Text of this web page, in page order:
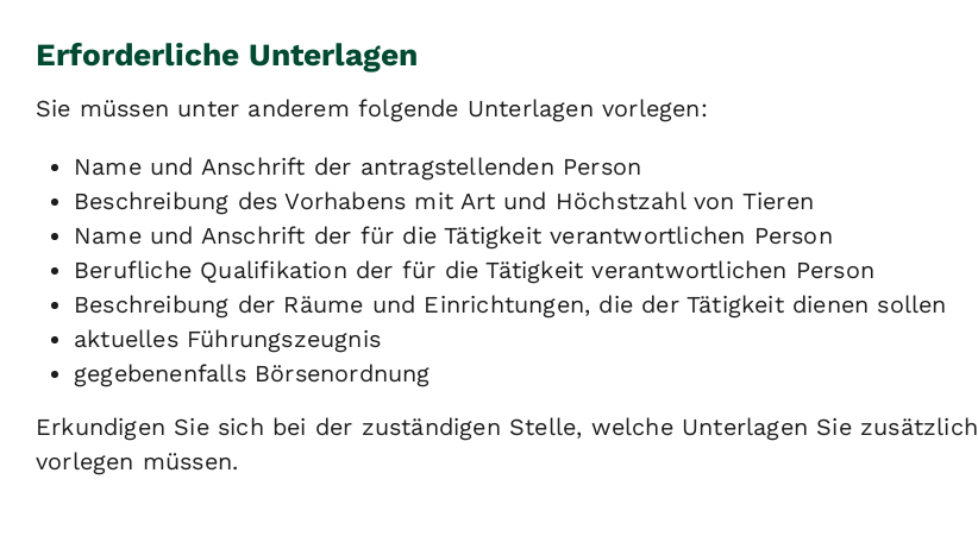
Erforderliche Unterlagen
Sie müssen unter anderem folgende Unterlagen vorlegen:
Name und Anschrift der antragstellenden Person
Beschreibung des Vorhabens mit Art und Höchstzahl von Tieren
Name und Anschrift der für die Tätigkeit verantwortlichen Person
Berufliche Qualifikation der für die Tätigkeit verantwortlichen Person
Beschreibung der Räume und Einrichtungen, die der Tätigkeit dienen sollen
aktuelles Führungszeugnis
gegebenenfalls Börsenordnung
Erkundigen Sie sich bei der zuständigen Stelle, welche Unterlagen Sie zusätzlich
vorlegen müssen.